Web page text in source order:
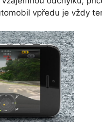
vpředu je vždy